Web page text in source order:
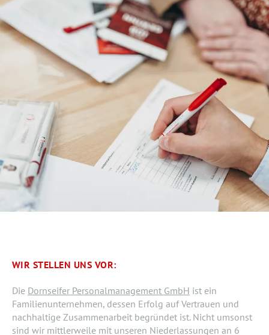
WIR STELLEN UNS VOR:
Die Dornseifer Personalmanagement GmbH ist ein
Familienunternehmen, dessen Erfolg auf Vertrauen und
nachhaltige Zusammenarbeit begründet ist. Nicht umsonst
sind wir mittlerweile mit unseren Niederlassungen an 6